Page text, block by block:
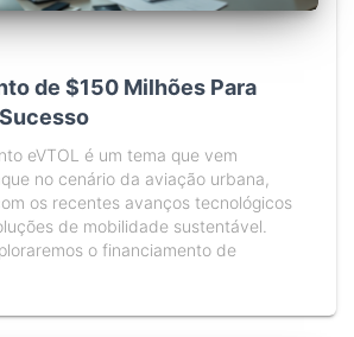
de $150 Milhões Para
eVTOL é um tema que vem
no cenário da aviação urbana,
os recentes avanços tecnológicos
de mobilidade sustentável.
o financiamento de